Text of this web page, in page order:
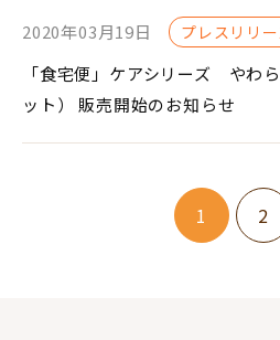
2020年03月19日 プレスリリ
「食宅便」ケアシリーズ やわ
ット） 販売開始のお知らせ
1 2